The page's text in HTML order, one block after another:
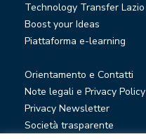
Technology Transfer Lazio
Boost your Ideas
Piattaforma e-learning
Orientamento e Contatti
Note legali e Privacy Policy
Privacy Newsletter
Società trasparente